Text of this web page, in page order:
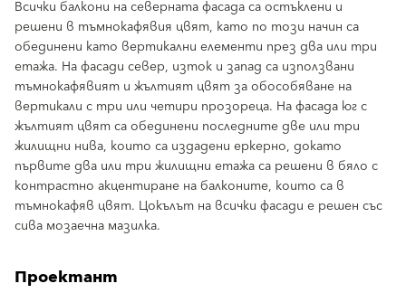
Всички балкони на северната фасада са остъклени и
решени в тъмнокафявия цвят, като по този начин са
обединени като вертикални елементи през два или три
етажа. На фасади север, изток и запад са използвани
тъмнокафявият и жълтият цвят за обособяване на
вертикали с три или четири прозореца. На фасада юг с
жълтият цвят са обединени последните две или три
жилищни нива, които са издадени еркерно, докато
първите два или три жилищни етажа са решени в бяло с
контрастно акцентиране на балконите, които са в
тъмнокафяв цвят. Цокълът на всички фасади е решен със
сива мозаечна мазилка.
Проектант